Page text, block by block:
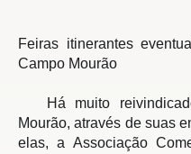
Feiras itinerantes
Campo Mourão
Mourão, através de suas
elas, a Associação